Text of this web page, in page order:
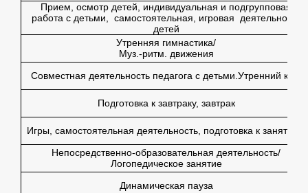
Прием, осмотр детей, индивидуальная и подгрупповая
работа с детьми, самостоятельная, игровая деятельность
детей
Утренняя гимнастика/
Муз.-ритм. движения
Совместная деятельность педагога с детьми.Утренний круг
Подготовка к завтраку, завтрак
Игры, самостоятельная деятельность, подготовка к занятиям
Непосредственно-образовательная деятельность/
Логопедическое занятие
Динамическая пауза